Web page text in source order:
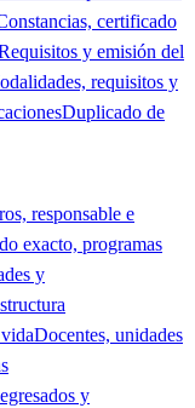
certificado
y emisión del
requisitos y
Duplicado de
responsable e
exacto, programas
y
Docentes, unidades
y